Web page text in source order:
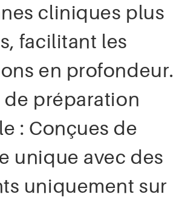
cliniques plus
facilitant les
en profondeur.
de préparation
: Conçues de
unique avec des
uniquement sur